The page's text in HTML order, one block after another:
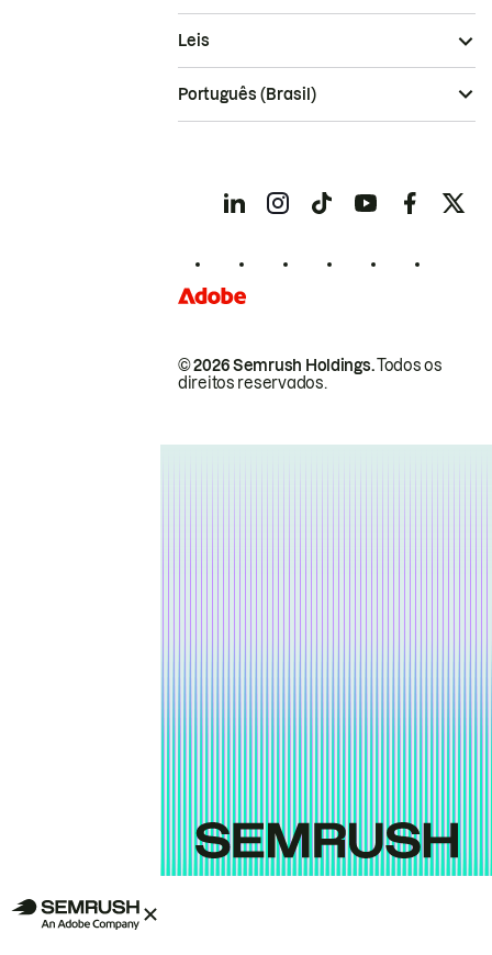
© 2026 Semrush Holdings.Todos os
direitos reservados.
Leis
Português (Brasil)